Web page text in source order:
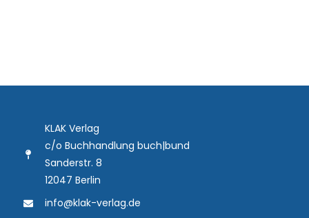
KLAK Verlag
c/o Buchhandlung buch|bund
Sanderstr. 8
12047 Berlin
info@klak-verlag.de